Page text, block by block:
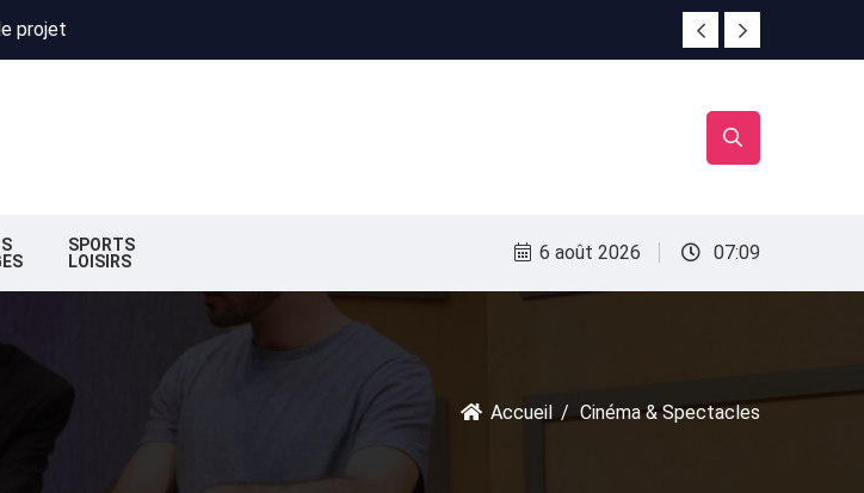
réunis pour un concert caritatif à Floirac
change de cap
SPORTS
LOISIRS
6 août 2026 07:09
Accueil Cinéma & Spectacles